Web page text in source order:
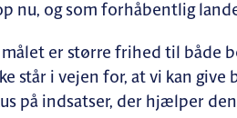
nu, og som forhåbentlig
er større frihed til både
står i vejen for, at vi kan
på indsatser, der hjælper